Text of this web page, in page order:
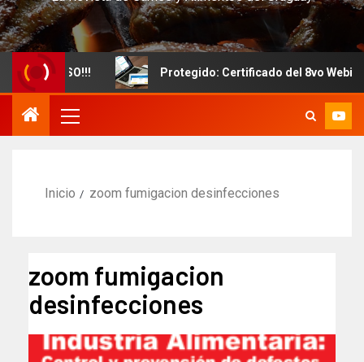
CURSO!!! Protegido: Certificado del 8vo Webinar
Inicio zoom fumigacion desinfecciones
zoom fumigacion
desinfecciones